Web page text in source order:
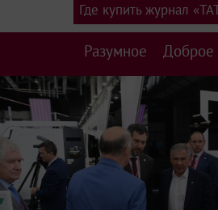
Разумное Доброе
Где купить журнал